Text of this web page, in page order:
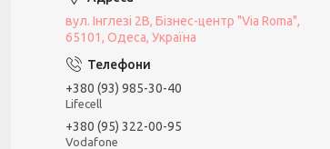
вул. Інглезі 2В, Бізнес-центр "Via Roma",
65101, Одеса, Україна
+380 (93) 985-30-40
Lifecell
+380 (95) 322-00-95
Vodafone